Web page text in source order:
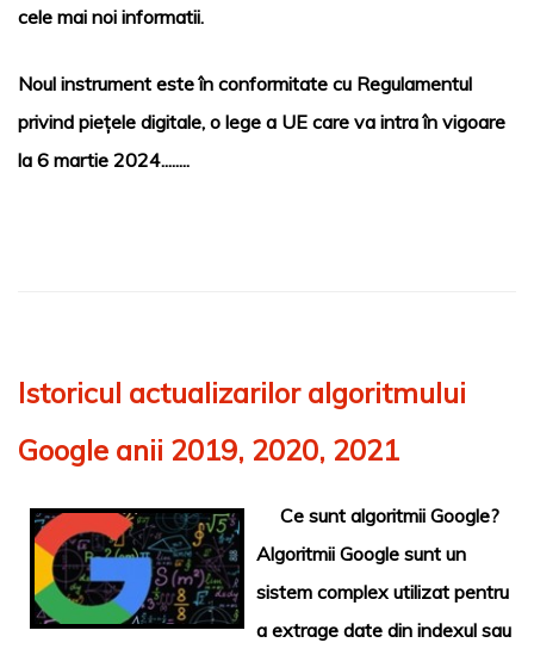
cele mai noi informatii.
Noul instrument este în conformitate cu Regulamentul
privind piețele digitale, o lege a UE care va intra în vigoare
la 6 martie 2024........
Istoricul actualizarilor algoritmului
Google anii 2019, 2020, 2021
Ce sunt algoritmii Google?
Algoritmii Google sunt un
sistem complex utilizat pentru
a extrage date din indexul sau